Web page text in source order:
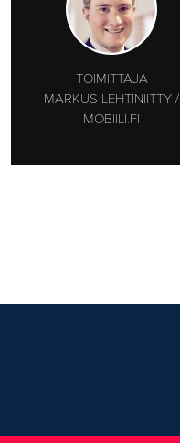
TOIMITTAJA
MARKUS LEHTINIITTY /
MOBIILI.FI